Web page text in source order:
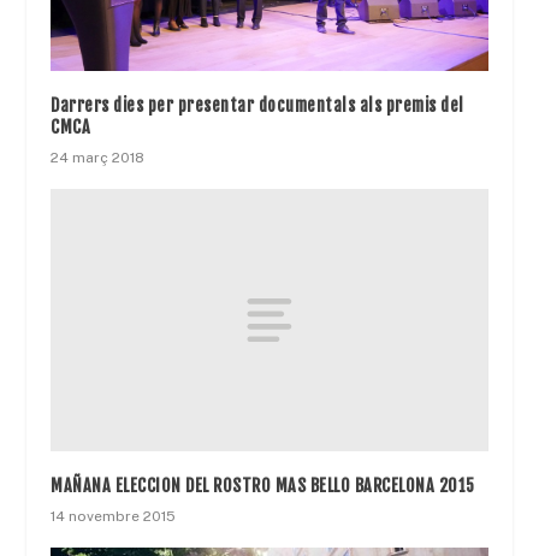
Darrers dies per presentar documentals als premis del
CMCA
24 març 2018
MAÑANA ELECCION DEL ROSTRO MAS BELLO BARCELONA 2015
14 novembre 2015